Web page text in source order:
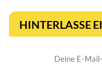
HINTERLASSE
Deine E-